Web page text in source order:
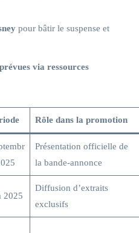
pour bâtir le suspense et
via ressources
Rôle dans la promotion
Présentation officielle de
la bande-annonce
2025
Diffusion d’extraits
exclusifs